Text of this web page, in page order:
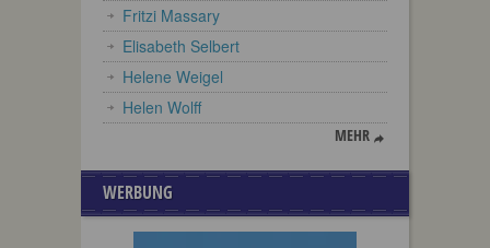
Fritzi Massary
Elisabeth Selbert
Helene Weigel
Helen Wolff
MEHR
WERBUNG